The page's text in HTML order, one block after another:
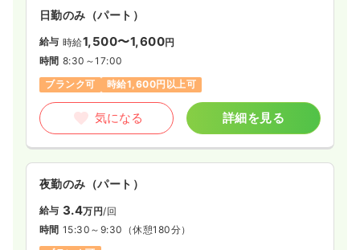
日勤のみ（パート）
給与 時給1,500〜1,600円
時間 8:30～17:00
ブランク可
時給1,600円以上可
気になる 詳細を見る
夜勤のみ（パート）
給与 3.4万円/回
時間 15:30～9:30 （休憩180分）